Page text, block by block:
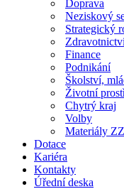
Doprava
Neziskový
Strategický
Finance
Podnikání
Školství,
Životní
Chytrý kraj
Volby
Materiály
Dotace
Kariéra
Kontakty
Úřední deska